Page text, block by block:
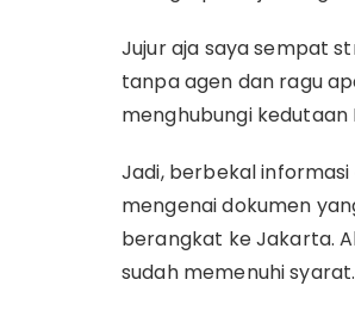
Jujur aja saya sempat
tanpa agen dan ragu
menghubungi
Jadi, berbekal
mengenai dokumen
berangkat ke Jakarta.
sudah memenuhi